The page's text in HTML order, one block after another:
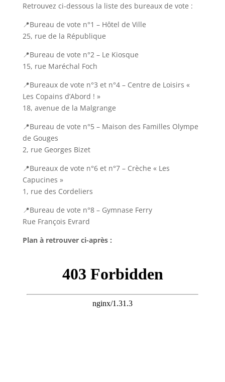
Retrouvez ci-dessous la liste des bureaux de vote :
📍Bureau de vote n°1 – Hôtel de Ville
25, rue de la République
📍Bureau de vote n°2 – Le Kiosque
15, rue Maréchal Foch
📍Bureaux de vote n°3 et n°4 – Centre de Loisirs «
Les Copains d’Abord ! »
18, avenue de la Malgrange
📍Bureau de vote n°5 – Maison des Familles Olympe
de Gouges
2, rue Georges Bizet
📍Bureaux de vote n°6 et n°7 – Crèche « Les
Capucines »
1, rue des Cordeliers
📍Bureau de vote n°8 – Gymnase Ferry
Rue François Evrard
Plan à retrouver ci-après :